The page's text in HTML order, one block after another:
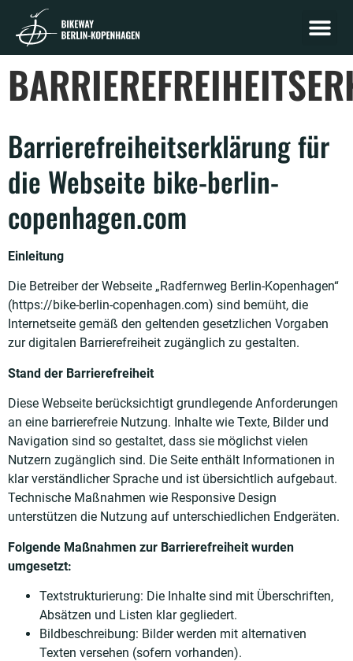
Barrierefreiheitserklärung für
die Webseite bike-berlin-
copenhagen.com
Einleitung
Die Betreiber der Webseite „Radfernweg Berlin-Kopenhagen“
(https://bike-berlin-copenhagen.com) sind bemüht, die
Internetseite gemäß den geltenden gesetzlichen Vorgaben
zur digitalen Barrierefreiheit zugänglich zu gestalten.
Stand der Barrierefreiheit
Diese Webseite berücksichtigt grundlegende Anforderungen
an eine barrierefreie Nutzung. Inhalte wie Texte, Bilder und
Navigation sind so gestaltet, dass sie möglichst vielen
Nutzern zugänglich sind. Die Seite enthält Informationen in
klar verständlicher Sprache und ist übersichtlich aufgebaut.
Technische Maßnahmen wie Responsive Design
unterstützen die Nutzung auf unterschiedlichen Endgeräten.
Folgende Maßnahmen zur Barrierefreiheit wurden
umgesetzt:
Textstrukturierung: Die Inhalte sind mit Überschriften,
Absätzen und Listen klar gegliedert.
Bildbeschreibung: Bilder werden mit alternativen
Texten versehen (sofern vorhanden).